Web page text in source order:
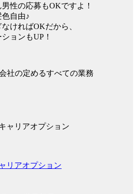
男性の応募もOKですよ！
自由♪
ければOKだから、
ョンもUP！
社の定めるすべての業務
リアオプション